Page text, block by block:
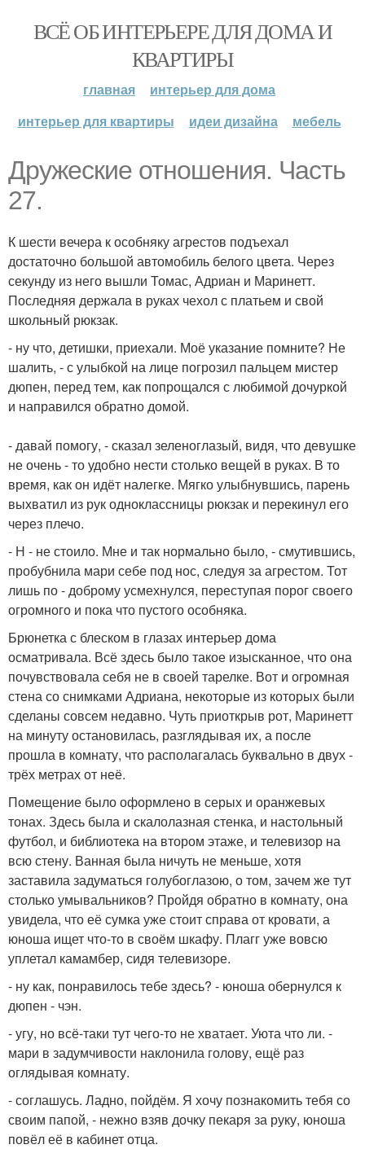
ВСЁ ОБ ИНТЕРЬЕРЕ ДЛЯ ДОМА И
КВАРТИРЫ
главная
интерьер для дома
интерьер для квартиры
идеи дизайна мебель
Дружеские отношения. Часть
27.
К шести вечера к особняку агрестов подъехал
достаточно большой автомобиль белого цвета. Через
секунду из него вышли Томас, Адриан и Маринетт.
Последняя держала в руках чехол с платьем и свой
школьный рюкзак.
- ну что, детишки, приехали. Моё указание помните? Не
шалить, - с улыбкой на лице погрозил пальцем мистер
дюпен, перед тем, как попрощался с любимой дочуркой
и направился обратно домой.
- давай помогу, - сказал зеленоглазый, видя, что девушке
не очень - то удобно нести столько вещей в руках. В то
время, как он идёт налегке. Мягко улыбнувшись, парень
выхватил из рук одноклассницы рюкзак и перекинул его
через плечо.
- Н - не стоило. Мне и так нормально было, - смутившись,
пробубнила мари себе под нос, следуя за агрестом. Тот
лишь по - доброму усмехнулся, переступая порог своего
огромного и пока что пустого особняка.
Брюнетка с блеском в глазах интерьер дома
осматривала. Всё здесь было такое изысканное, что она
почувствовала себя не в своей тарелке. Вот и огромная
стена со снимками Адриана, некоторые из которых были
сделаны совсем недавно. Чуть приоткрыв рот, Маринетт
на минуту остановилась, разглядывая их, а после
прошла в комнату, что располагалась буквально в двух -
трёх метрах от неё.
Помещение было оформлено в серых и оранжевых
тонах. Здесь была и скалолазная стенка, и настольный
футбол, и библиотека на втором этаже, и телевизор на
всю стену. Ванная была ничуть не меньше, хотя
заставила задуматься голубоглазою, о том, зачем же тут
столько умывальников? Пройдя обратно в комнату, она
увидела, что её сумка уже стоит справа от кровати, а
юноша ищет что-то в своём шкафу. Плагг уже вовсю
уплетал камамбер, сидя телевизоре.
- ну как, понравилось тебе здесь? - юноша обернулся к
дюпен - чэн.
- угу, но всё-таки тут чего-то не хватает. Уюта что ли. -
мари в задумчивости наклонила голову, ещё раз
оглядывая комнату.
- соглашусь. Ладно, пойдём. Я хочу познакомить тебя со
своим папой, - нежно взяв дочку пекаря за руку, юноша
повёл её в кабинет отца.